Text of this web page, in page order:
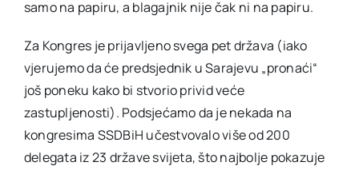
samo na papiru, a blagajnik nije čak ni na papiru.
Za Kongres je prijavljeno svega pet država (iako
vjerujemo da će predsjednik u Sarajevu „pronaći“
još poneku kako bi stvorio privid veće
zastupljenosti). Podsjećamo da je nekada na
kongresima SSDBiH učestvovalo više od 200
delegata iz 23 države svijeta, što najbolje pokazuje